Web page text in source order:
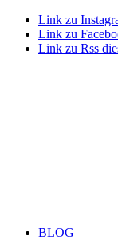
Link zu
Link zu
Link zu Rss
BLOG